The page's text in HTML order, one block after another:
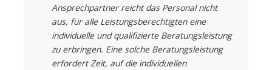
Ansprechpartner reicht das Personal nicht
aus, für alle Leistungsberechtigten eine
individuelle und qualifizierte Beratungsleistung
zu erbringen. Eine solche Beratungsleistung
erfordert Zeit, auf die individuellen